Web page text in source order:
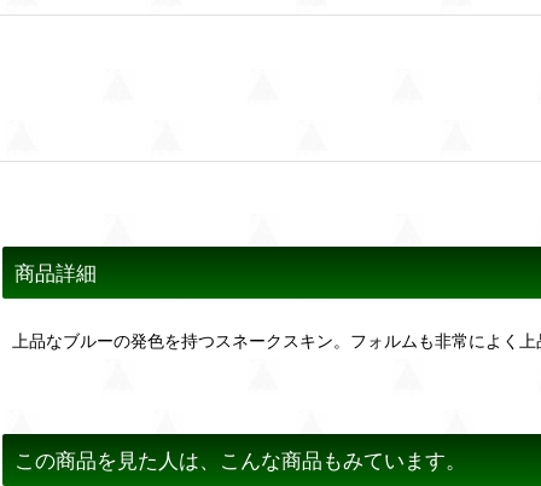
商品詳細
上品なブルーの発色を持つスネークスキン。フォルムも非常によく
この商品を見た人は、こんな商品もみています。